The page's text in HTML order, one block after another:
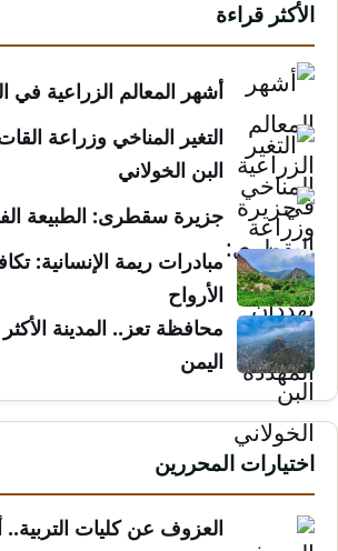
الأكثر قراءة
أشهر المعالم الزراعية في
التغير المناخي وزراعة
البن الخولاني
جزيرة سقطرى: الطبيعة
مبادرات ريمة الإنسانية:
الأرواح
محافظة تعز.. المدينة
اليمن
اختيارات المحررين
العزوف عن كليات التربية..